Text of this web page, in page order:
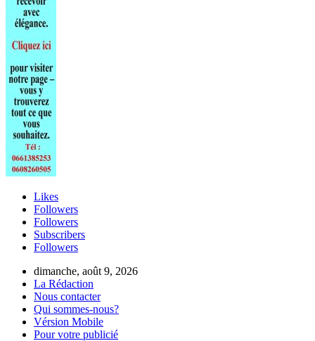
Likes
Followers
Followers
Subscribers
Followers
dimanche, août 9, 2026
La Rédaction
Nous contacter
Qui sommes-nous?
Vérsion Mobile
Pour votre publicié